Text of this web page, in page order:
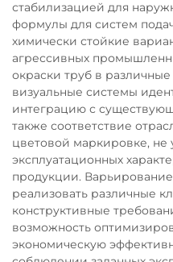
стабилизацией для
формулы для систем
химически стойкие
агрессивных
окраски труб в
визуальные системы
интеграцию с
также соответствие
цветовой маркировке, не
эксплуатационных
продукции.
реализовать различные
конструктивные
возможность
экономическую